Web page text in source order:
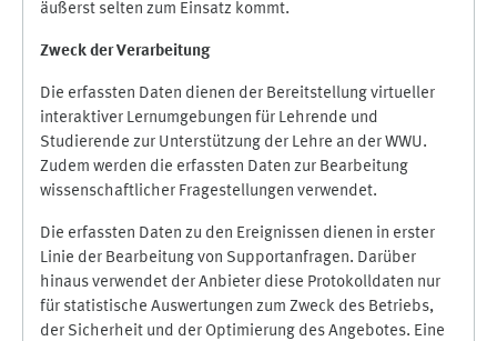
äußerst selten zum Einsatz kommt.
Zweck der Verarbeitung
Die erfassten Daten dienen der Bereitstellung virtueller
interaktiver Lernumgebungen für Lehrende und
Studierende zur Unterstützung der Lehre an der WWU.
Zudem werden die erfassten Daten zur Bearbeitung
wissenschaftlicher Fragestellungen verwendet.
Die erfassten Daten zu den Ereignissen dienen in erster
Linie der Bearbeitung von Supportanfragen. Darüber
hinaus verwendet der Anbieter diese Protokolldaten nur
für statistische Auswertungen zum Zweck des Betriebs,
der Sicherheit und der Optimierung des Angebotes. Eine